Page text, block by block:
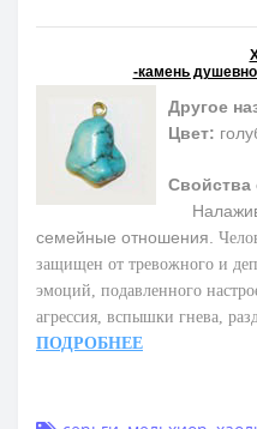
-камень
Другое
Цвет:
семейные отношения.
защищен от тревожного и
эмоций, подавленного
агрессия, вспышки гнева,
ПОДРОБНЕЕ